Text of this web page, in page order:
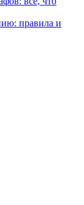
правила и